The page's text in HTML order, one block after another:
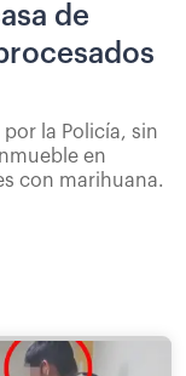
de
la Policía, sin
en
con marihuana.